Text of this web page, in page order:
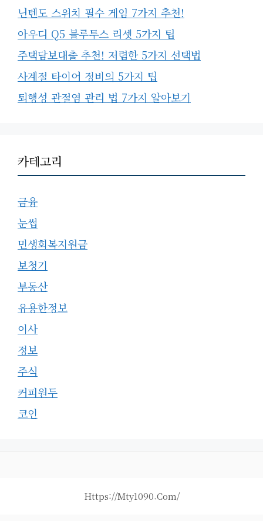
닌텐도 스위치 필수 게임 7가지 추천!
아우디 Q5 블루투스 리셋 5가지 팁
주택담보대출 추천! 저렴한 5가지 선택법
사계절 타이어 정비의 5가지 팁
퇴행성 관절염 관리 법 7가지 알아보기
카테고리
금융
눈썹
민생회복지원금
보청기
부동산
유용한정보
이사
정보
주식
커피원두
코인
Https://mty1090.com/